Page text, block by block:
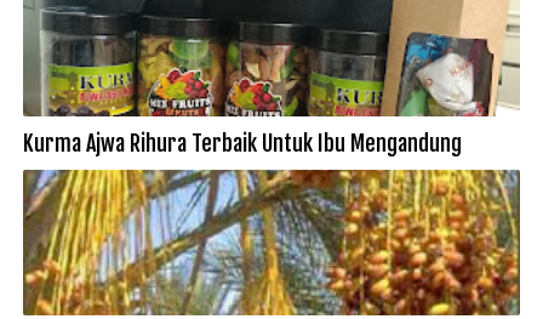
Kurma Ajwa Rihura Terbaik Untuk Ibu Mengandung